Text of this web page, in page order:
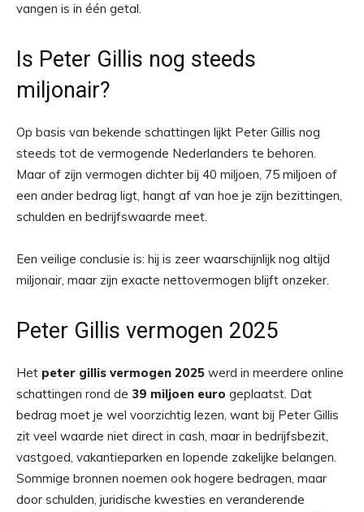
vangen is in één getal.
Is Peter Gillis nog steeds
miljonair?
Op basis van bekende schattingen lijkt Peter Gillis nog
steeds tot de vermogende Nederlanders te behoren.
Maar of zijn vermogen dichter bij 40 miljoen, 75 miljoen of
een ander bedrag ligt, hangt af van hoe je zijn bezittingen,
schulden en bedrijfswaarde meet.
Een veilige conclusie is: hij is zeer waarschijnlijk nog altijd
miljonair, maar zijn exacte nettovermogen blijft onzeker.
Peter Gillis vermogen 2025
Het peter gillis vermogen 2025 werd in meerdere online
schattingen rond de 39 miljoen euro geplaatst. Dat
bedrag moet je wel voorzichtig lezen, want bij Peter Gillis
zit veel waarde niet direct in cash, maar in bedrijfsbezit,
vastgoed, vakantieparken en lopende zakelijke belangen.
Sommige bronnen noemen ook hogere bedragen, maar
door schulden, juridische kwesties en veranderende